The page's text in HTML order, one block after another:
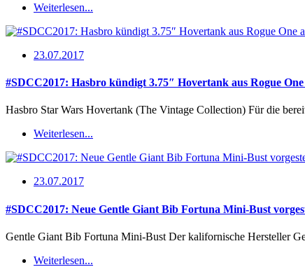
Weiterlesen...
23.07.2017
#SDCC2017: Hasbro kündigt 3.75″ Hovertank aus Rogue
Hasbro Star Wars Hovertank (The Vintage Collection) Für die
Weiterlesen...
23.07.2017
#SDCC2017: Neue Gentle Giant Bib Fortuna Mini-Bust
Gentle Giant Bib Fortuna Mini-Bust Der kalifornische Hersteller
Weiterlesen...